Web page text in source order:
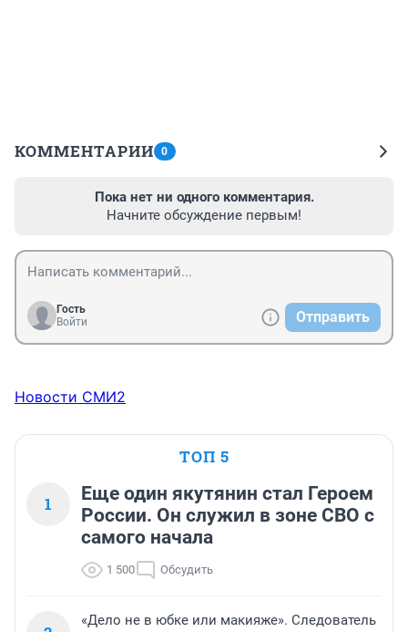
КОММЕНТАРИИ 0
Пока нет ни одного комментария.
Начните обсуждение первым!
Гость
Войти
Отправить
Новости СМИ2
ТОП 5
1
Еще один якутянин стал Героем
России. Он служил в зоне СВО с
самого начала
1 500 Обсудить
«Дело не в юбке или макияже». Следователь